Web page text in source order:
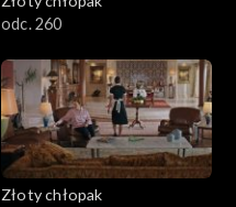
odc. 260
Złoty chłopak